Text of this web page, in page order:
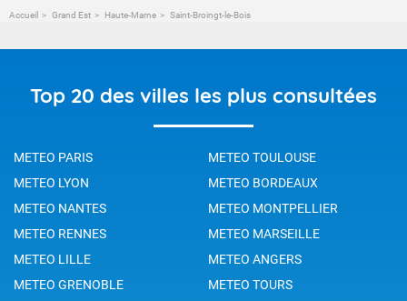
Accueil Grand Est Haute-Marne Saint-Broingt-le-Bois
Top 20 des villes les plus consultées
METEO PARIS
METEO TOULOUSE
METEO LYON
METEO BORDEAUX
METEO NANTES
METEO MONTPELLIER
METEO RENNES
METEO MARSEILLE
METEO LILLE
METEO ANGERS
METEO GRENOBLE
METEO TOURS